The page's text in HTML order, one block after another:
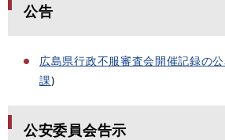
公告
広島県行政不服審査会開催記録の
課)
公安委員会告示